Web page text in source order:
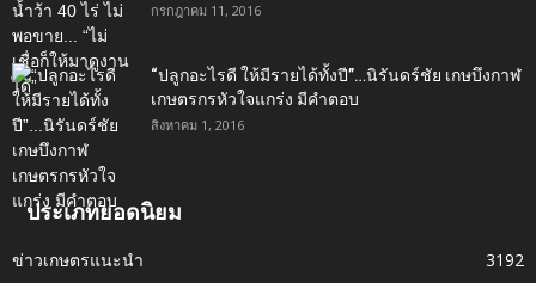
กรกฎาคม 11, 2016
“ปลูกอะไรดี ให้มีรายได้ทั้งปี”…นิรันดร์ชัย เกษบึงกาฬ
เกษตรกรหัวใจแกร่ง มีคำตอบ
สิงหาคม 1, 2016
ประเภทยอดนิยม
ข่าวเกษตรแนะนำ
3192